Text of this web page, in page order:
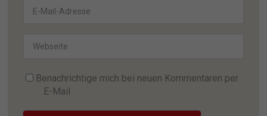
Benachrichtige mich bei neuen Kommentaren per
E-Mail